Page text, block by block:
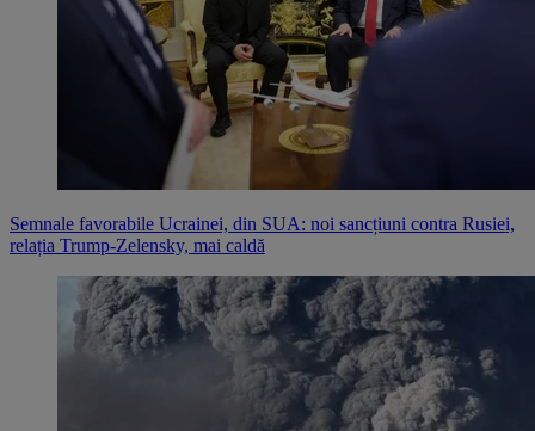
Semnale favorabile Ucrainei, din SUA: noi sancțiuni contra Rusiei,
relația Trump-Zelensky, mai caldă